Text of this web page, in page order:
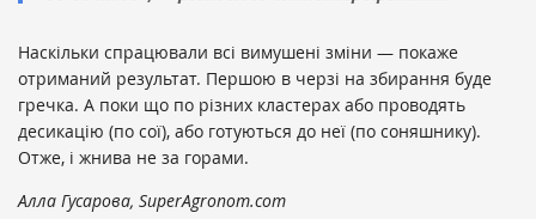
Наскільки спрацювали всі вимушені зміни — покаже
отриманий результат. Першою в черзі на збирання буде
гречка. А поки що по різних кластерах або проводять
десикацію (по сої), або готуються до неї (по соняшнику).
Отже, і жнива не за горами.
Алла Гусарова, SuperAgronom.com